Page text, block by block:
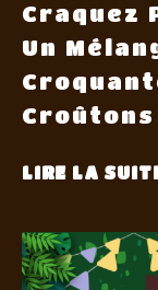
Craquez
Un
LIRE LA